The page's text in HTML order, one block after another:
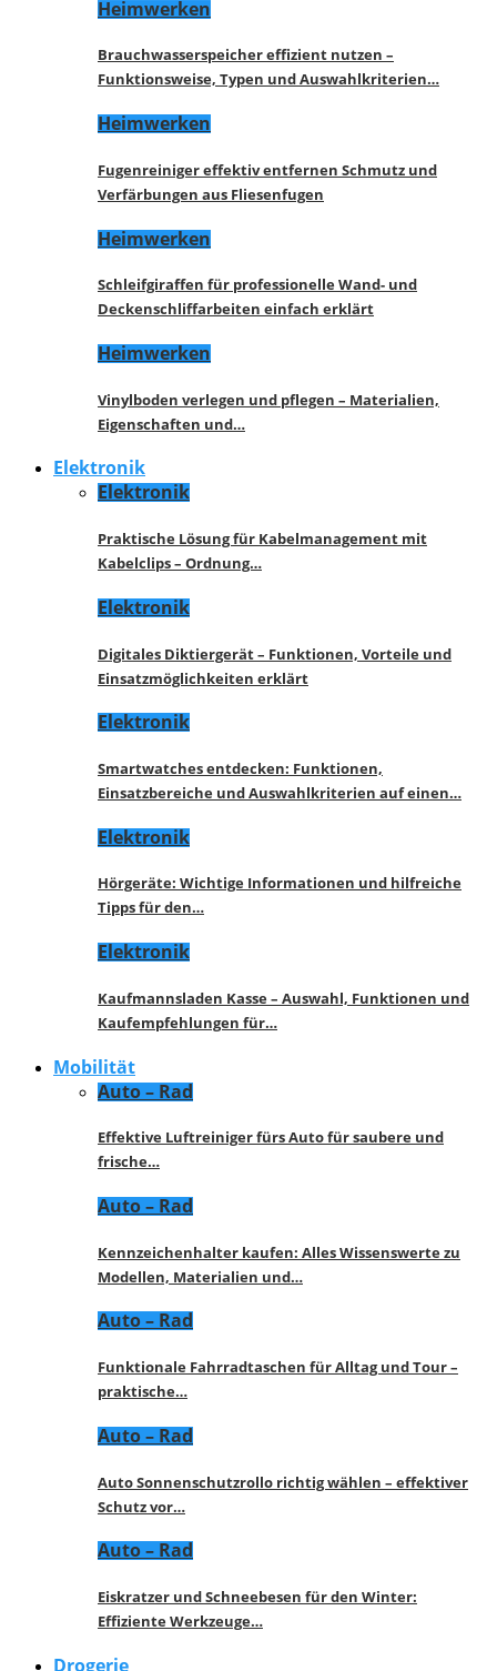
Heimwerken
Brauchwasserspeicher effizient nutzen –
Funktionsweise, Typen und Auswahlkriterien…
Heimwerken
Fugenreiniger effektiv entfernen Schmutz und
Verfärbungen aus Fliesenfugen
Heimwerken
Schleifgiraffen für professionelle Wand- und
Deckenschliffarbeiten einfach erklärt
Heimwerken
Vinylboden verlegen und pflegen – Materialien,
Eigenschaften und…
Elektronik
Elektronik
Praktische Lösung für Kabelmanagement mit
Kabelclips – Ordnung…
Elektronik
Digitales Diktiergerät – Funktionen, Vorteile und
Einsatzmöglichkeiten erklärt
Elektronik
Smartwatches entdecken: Funktionen,
Einsatzbereiche und Auswahlkriterien auf einen…
Elektronik
Hörgeräte: Wichtige Informationen und hilfreiche
Tipps für den…
Elektronik
Kaufmannsladen Kasse – Auswahl, Funktionen und
Kaufempfehlungen für…
Mobilität
Auto – Rad
Effektive Luftreiniger fürs Auto für saubere und
frische…
Auto – Rad
Kennzeichenhalter kaufen: Alles Wissenswerte zu
Modellen, Materialien und…
Auto – Rad
Funktionale Fahrradtaschen für Alltag und Tour –
praktische…
Auto – Rad
Auto Sonnenschutzrollo richtig wählen – effektiver
Schutz vor…
Auto – Rad
Eiskratzer und Schneebesen für den Winter:
Effiziente Werkzeuge…
Drogerie